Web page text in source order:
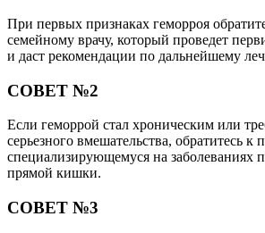
При первых признаках геморроя
семейному врачу, который проведет
и даст рекомендации по дальнейшему
СОВЕТ №2
Если геморрой стал хроническим или
серьезного вмешательства, обратитесь к
специализирующемуся на заболеваниях
прямой кишки.
СОВЕТ №3